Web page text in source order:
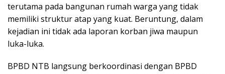
terutama pada bangunan rumah warga yang tidak
memiliki struktur atap yang kuat. Beruntung, dalam
kejadian ini tidak ada laporan korban jiwa maupun
luka-luka.
BPBD NTB langsung berkoordinasi dengan BPBD